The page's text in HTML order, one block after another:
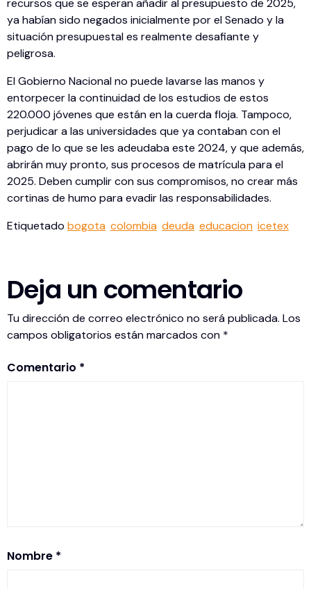
recursos que se esperan añadir al presupuesto de 2025,
ya habían sido negados inicialmente por el Senado y la
situación presupuestal es realmente desafiante y
peligrosa.
El Gobierno Nacional no puede lavarse las manos y
entorpecer la continuidad de los estudios de estos
220.000 jóvenes que están en la cuerda floja. Tampoco,
perjudicar a las universidades que ya contaban con el
pago de lo que se les adeudaba este 2024, y que además,
abrirán muy pronto, sus procesos de matrícula para el
2025. Deben cumplir con sus compromisos, no crear más
cortinas de humo para evadir las responsabilidades.
Etiquetado bogota colombia deuda educacion icetex
Deja un comentario
Tu dirección de correo electrónico no será publicada. Los
campos obligatorios están marcados con *
Comentario *
Nombre *